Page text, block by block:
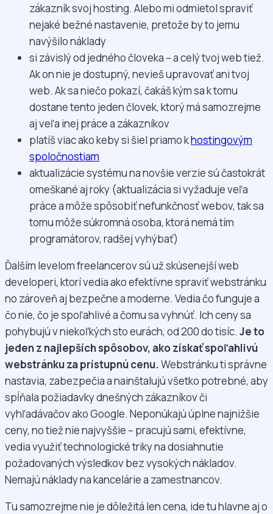
zákazník svoj hosting. Alebo mi odmietol spraviť
nejaké bežné nastavenie, pretože by to jemu
navýšilo náklady
si závislý od jedného človeka – a celý tvoj web tiež.
Ak on nie je dostupný, nevieš upravovať ani tvoj
web. Ak sa niečo pokazí, čakáš kým sa k tomu
dostane tento jeden človek, ktorý má samozrejme
aj veľa inej práce a zákazníkov
platíš viac ako keby si šiel priamo khostingovým
spoločnostiam
aktualizácie systému na novšie verzie sú častokrát
omeškané aj roky (aktualizácia si vyžaduje veľa
práce a môže spôsobiť nefunkčnosť webov, tak sa
tomu môže súkromná osoba, ktorá nemá tím
programátorov, radšej vyhýbať)
Ďalším levelom freelancerov sú už skúsenejší web
developeri, ktorí vedia ako efektívne spraviť webstránku
no zároveň aj bezpečne a moderne. Vedia čo funguje a
čo nie, čo je spoľahlivé a čomu sa vyhnúť. Ich ceny sa
pohybujú v niekoľkých sto eurách, od 200 do tisíc. Je to
jeden z najlepších spôsobov, ako získať spoľahlivú
webstránku za prístupnú cenu.Webstránku ti správne
nastavia, zabezpečia a nainštalujú všetko potrebné, aby
spĺňala požiadavky dnešných zákazníkov či
vyhľadávačov ako Google. Neponúkajú úplne najnižšie
ceny, no tiež nie najvyššie – pracujú sami, efektívne,
vedia využiť technologické triky na dosiahnutie
požadovaných výsledkov bez vysokých nákladov.
Nemajú náklady na kancelárie a zamestnancov.
Tu samozrejme nie je dôležitá len cena, ide tu hlavne aj o